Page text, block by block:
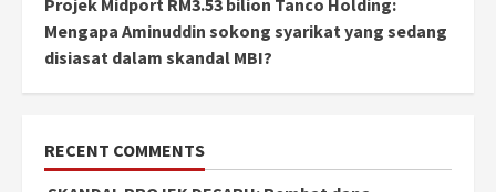
Mengapa Aminuddin sokong syarikat yang sedang
disiasat dalam skandal MBI?
RECENT COMMENTS